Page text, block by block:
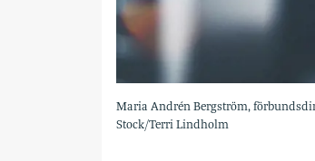
Maria Andrén Bergström,
Stock/Terri Lindholm